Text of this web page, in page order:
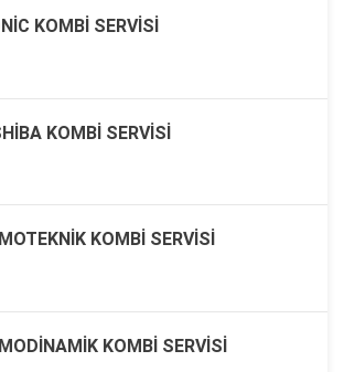
KOMBI SERVISI
KOMBI SERVISI
KOMBI SERVISI
KOMBI SERVISI